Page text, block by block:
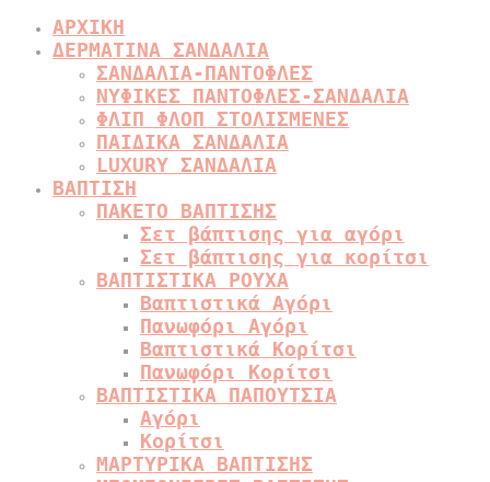
ΑΡΧΙΚΗ
ΔΕΡΜΑΤΙΝΑ ΣΑΝΔΑΛΙΑ
ΣΑΝΔΑΛΙΑ-ΠΑΝΤΟΦΛΕΣ
ΝΥΦΙΚΕΣ ΠΑΝΤΟΦΛΕΣ-ΣΑΝΔΑΛΙΑ
ΦΛΙΠ ΦΛΟΠ ΣΤΟΛΙΣΜΕΝΕΣ
ΠΑΙΔΙΚΑ ΣΑΝΔΑΛΙΑ
LUXURY ΣΑΝΔΑΛΙΑ
ΒΑΠΤΙΣΗ
ΠΑΚΕΤΟ ΒΑΠΤΙΣΗΣ
Σετ βάπτισης για αγόρι
Σετ βάπτισης για κορίτσι
ΒΑΠΤΙΣΤΙΚΑ ΡΟΥΧΑ
Βαπτιστικά Αγόρι
Πανωφόρι Αγόρι
Βαπτιστικά Κορίτσι
Πανωφόρι Κορίτσι
ΒΑΠΤΙΣΤΙΚΑ ΠΑΠΟΥΤΣΙΑ
Αγόρι
Κορίτσι
ΜΑΡΤΥΡΙΚΑ ΒΑΠΤΙΣΗΣ